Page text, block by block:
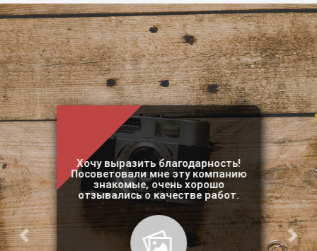
Хочу выразить благодарность!
Посоветовали мне эту компанию
знакомые, очень хорошо
отзывались о качестве работ.
Предыдущий